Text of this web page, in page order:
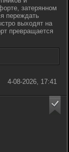
затерянном
переждать
выходят на
превращается
4-08-2026, 17:41